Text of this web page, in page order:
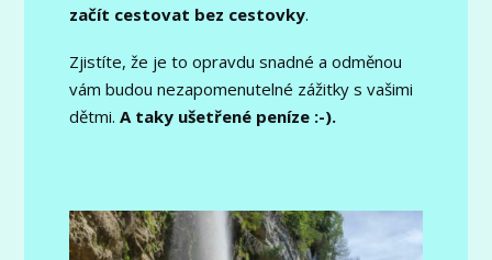
začít cestovat bez cestovky.
Zjistíte, že je to opravdu snadné a odměnou
vám budou nezapomenutelné zážitky s vašimi
dětmi. A taky ušetřené peníze :-).